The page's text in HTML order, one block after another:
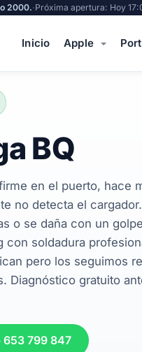
2000.·Próxima apertura: Hoy
Inicio Apple
BQ
en el puerto, hace
no detecta el
o se daña con un
con soldadura
pero los seguimos
Diagnóstico gratuito
799 847